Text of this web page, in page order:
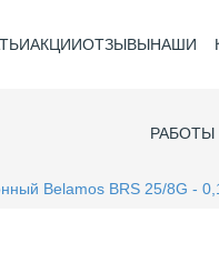
АКЦИИОТЗЫВЫНАШИ
РАБОТЫ
Belamos BRS 25/8G -